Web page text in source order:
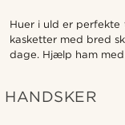
Huer i uld er
kasketter med bred
dage. Hjælp ham
HANDSKER